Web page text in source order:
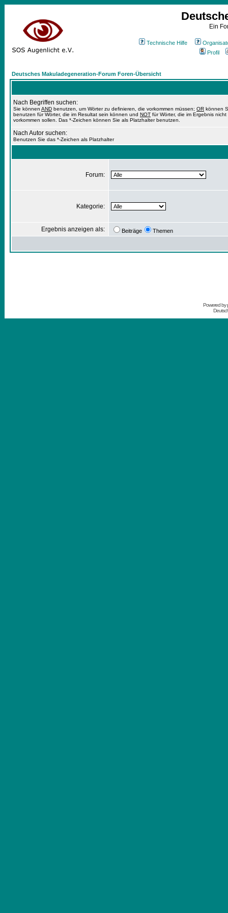
Ein
Technische Hilfe
Profil
Deutsches Makuladegeneration-Forum Foren-Übersicht
Nach Begriffen suchen:
Sie können AND benutzen, um Wörter zu definieren, die vorkommen müssen; OR können
benutzen für Wörter, die im Resultat sein können und NOT für Wörter, die im Ergebnis nicht
vorkommen sollen. Das *-Zeichen können Sie als Platzhalter benutzen.
Nach Autor suchen:
Benutzen Sie das *-Zeichen als Platzhalter
Forum:
Kategorie:
Ergebnis anzeigen als: Beiträge Themen
Powered by